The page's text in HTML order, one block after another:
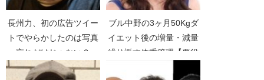
長州力、初の広告ツイー
トでやらかしたのは写真
忘れだけじゃない？
【Twitter】【ハッシュタ
ブル中野の3ヶ月50Kgダ
イエット後の増量・減量
繰り返す体重管理【悪役